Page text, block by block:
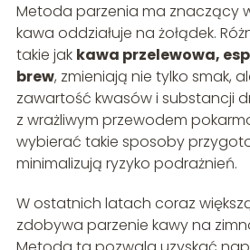
Metoda parzenia ma znaczący
kawa oddziałuje na żołądek.
takie jak kawa przelewowa,
brew, zmieniają nie tylko smak,
zawartość kwasów i substancji
z wrażliwym przewodem
wybierać takie sposoby
minimalizują ryzyko podrażnień.
W ostatnich latach coraz
zdobywa parzenie kawy na